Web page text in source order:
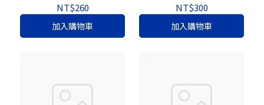
NT$260
加入購物車
NT$300
加入購物車